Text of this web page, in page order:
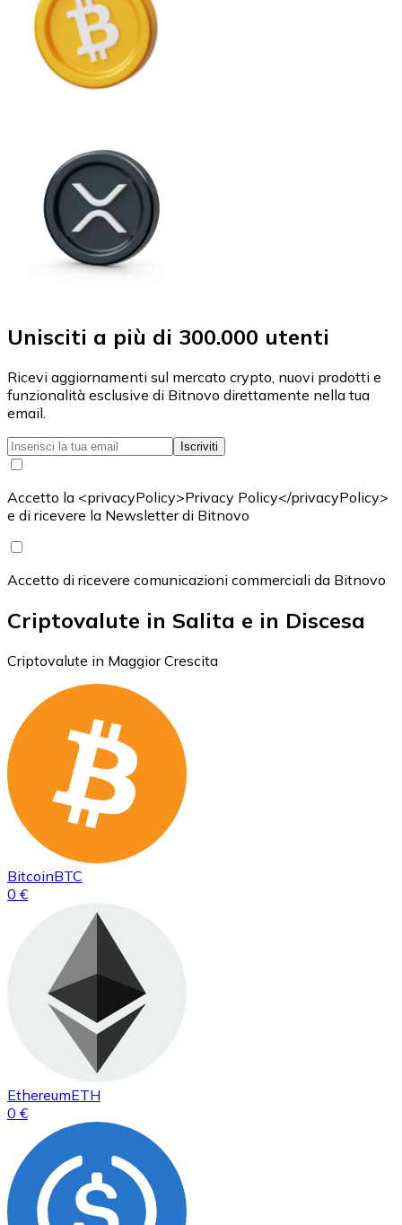
Unisciti a più di 300.000 utenti
Ricevi aggiornamenti sul mercato crypto, nuovi prodotti e
funzionalità esclusive di Bitnovo direttamente nella tua
email.
Iscriviti
Accetto la <privacyPolicy>Privacy Policy</privacyPolicy>
e di ricevere la Newsletter di Bitnovo
Accetto di ricevere comunicazioni commerciali da Bitnovo
Criptovalute in Salita e in Discesa
Criptovalute in Maggior Crescita
BitcoinBTC
0 €
EthereumETH
0 €